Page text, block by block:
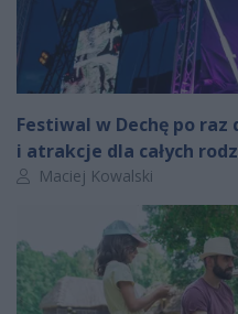
Festiwal w Dechę po
i atrakcje dla całych
Autor artykułu:
Maciej Kowalski